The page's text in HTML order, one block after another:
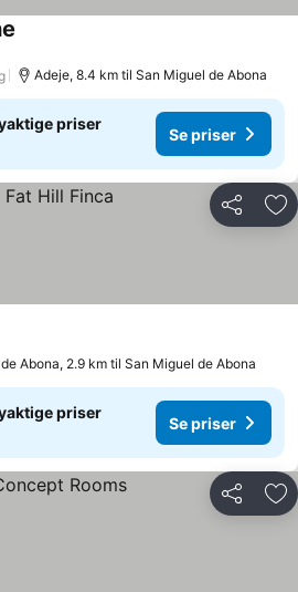
Adeje, 8.4 km til San Miguel de Abona
priser
Se priser
Del
Abona, 2.9 km til San Miguel de Abona
priser
Se priser
Del